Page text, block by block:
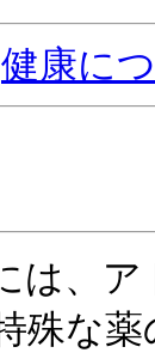
健康に
は、ア
殊な